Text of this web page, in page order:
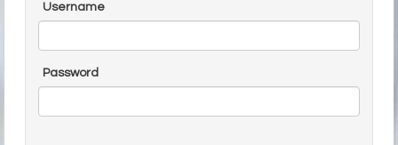
Username
Password